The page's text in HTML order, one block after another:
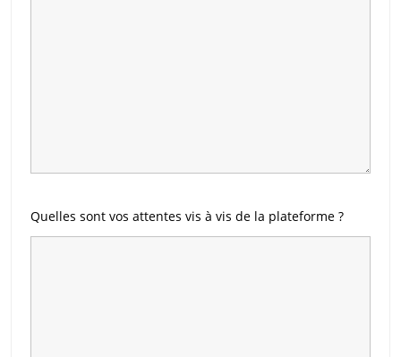
Quelles sont vos attentes vis à vis de la plateforme ?